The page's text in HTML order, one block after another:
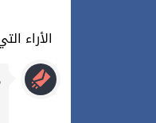
21 :